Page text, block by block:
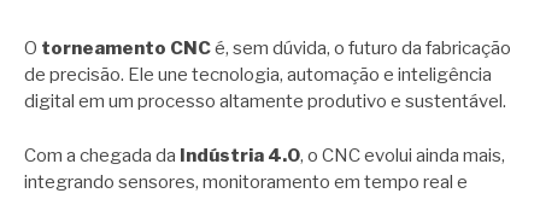
O torneamento CNCé, sem dúvida, o futuro da fabricação
de precisão. Ele une tecnologia, automação e inteligência
digital em um processo altamente produtivo e sustentável.
Com a chegada da Indústria 4.0, o CNC evolui ainda mais,
integrando sensores, monitoramento em tempo real e